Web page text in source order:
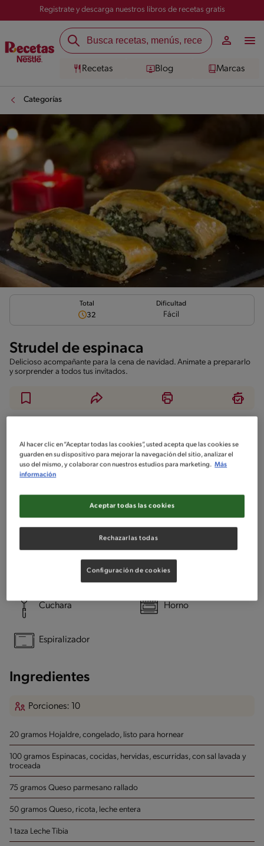
Registrate y descarga nuestros libros de recetas gratis
Recetas Blog Marcas
Categorías
Total
32
Dificultad
Fácil
Strudel de espinaca
Delicioso acompañante para la cena de navidad. Animate a prepararlo
y sorprender a todos tus invitados.
No incluido en la receta
Plato de hornear Pan
Cuchara Horno
Espiralizador
Ingredientes
Porciones: 10
20 gramos Hojaldre, congelado, listo para hornear
100 gramos Espinacas, cocidas, hervidas, escurridas, con sal lavada y
troceada
75 gramos Queso parmesano rallado
50 gramos Queso, ricota, leche entera
1 taza Leche Tibia
Al hacer clic en “Aceptar todas las cookies”, usted acepta que las cookies se
guarden en su dispositivo para mejorar la navegación del sitio, analizar el
uso del mismo, y colaborar con nuestros estudios para marketing. Más
información
Rechazarlas todas
Aceptar todas las cookies
Configuración de cookies